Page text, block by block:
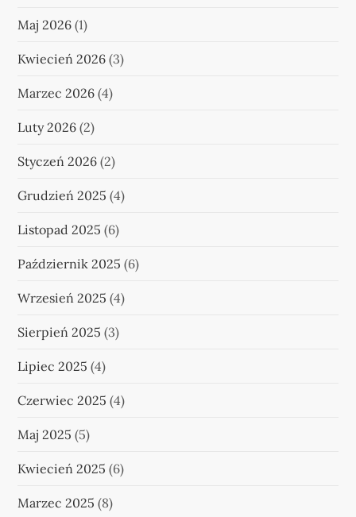
Maj 2026 (1)
Kwiecień 2026 (3)
Marzec 2026 (4)
Luty 2026 (2)
Styczeń 2026 (2)
Grudzień 2025 (4)
Listopad 2025 (6)
Październik 2025 (6)
Wrzesień 2025 (4)
Sierpień 2025 (3)
Lipiec 2025 (4)
Czerwiec 2025 (4)
Maj 2025 (5)
Kwiecień 2025 (6)
Marzec 2025 (8)